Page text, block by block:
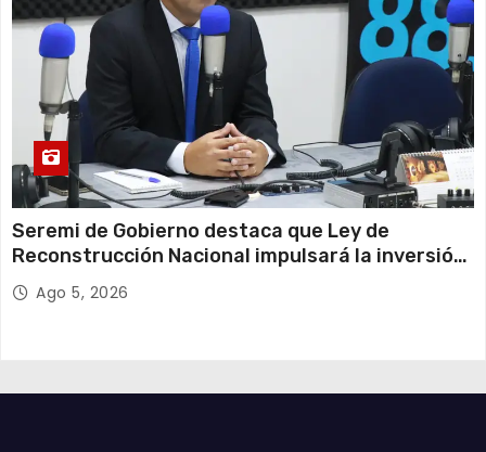
Seremi de Gobierno destaca que Ley de
Reconstrucción Nacional impulsará la inversión
y el empleo en Tarapacá
Ago 5, 2026